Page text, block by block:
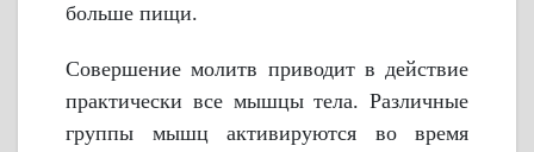
больше пищи.
Совершение молитв приводит в действие
практически все мышцы тела. Различные
группы мышц активируются во время